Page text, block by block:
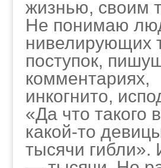
жизнью, своим
Не понимаю
нивелирующих
поступок,
комментариях,
инкогнито,
«Да что такого
какой-то
тысячи гибли».